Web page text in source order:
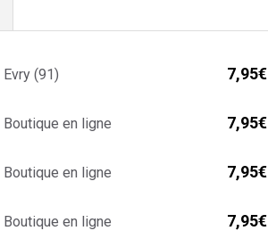
Evry (91) 7,95€
Boutique en ligne 7,95€
Boutique en ligne 7,95€
Boutique en ligne 7,95€